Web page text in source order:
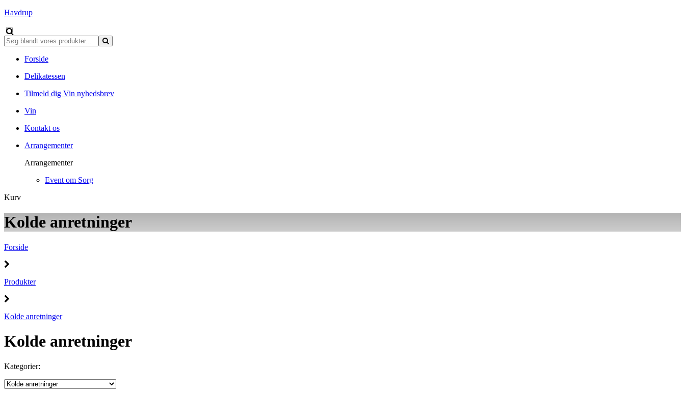
Havdrup
Forside
Delikatessen
Tilmeld dig Vin nyhedsbrev
Vin
Kontakt os
Arrangementer
Arrangementer
Event om Sorg
Kurv
Kolde anretninger
Forside
Produkter
Kolde anretninger
Kolde anretninger
Kategorier: